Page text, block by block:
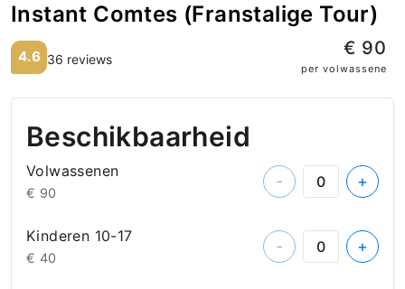
Instant Comtes (Franstalige Tour)
4.6 36 reviews € 90
per volwassene
Beschikbaarheid
Volwassenen
€ 90
- +
Kinderen 10-17
€ 40
- +